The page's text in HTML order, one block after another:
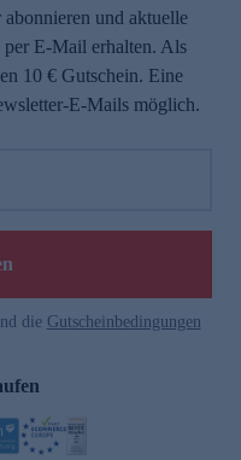
und aktuelle
E-Mail erhalten. Als
10 € Gutschein. Eine
E-Mails möglich.
die Gutscheinbedingungen